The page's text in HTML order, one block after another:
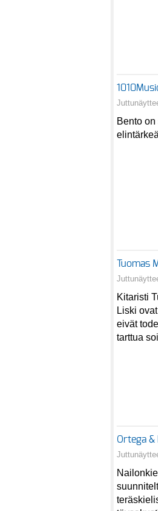
Bento
Tuomas
Kitaristi
Liski
eivät
tarttua
Ortega &